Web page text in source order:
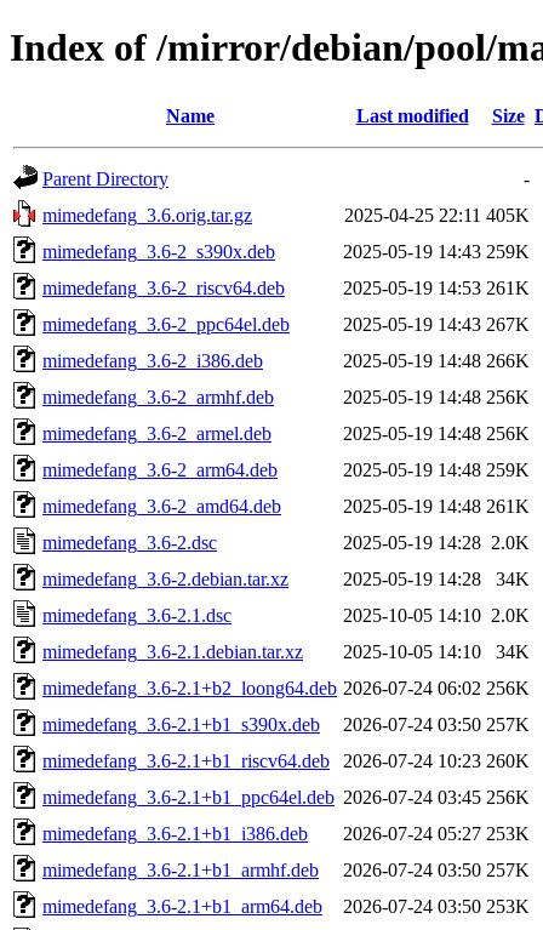
Index of /mirror/debian/pool/
Name Last modified Size
Parent Directory
-
mimedefang_3.6.orig.tar.gz
2025-04-25 22:11 405K
mimedefang_3.6-2_s390x.deb
2025-05-19 14:43 259K
mimedefang_3.6-2_riscv64.deb
2025-05-19 14:53 261K
mimedefang_3.6-2_ppc64el.deb
2025-05-19 14:43 267K
mimedefang_3.6-2_i386.deb
2025-05-19 14:48 266K
mimedefang_3.6-2_armhf.deb
2025-05-19 14:48 256K
mimedefang_3.6-2_armel.deb
2025-05-19 14:48 256K
mimedefang_3.6-2_arm64.deb
2025-05-19 14:48 259K
mimedefang_3.6-2_amd64.deb
2025-05-19 14:48 261K
mimedefang_3.6-2.dsc
2025-05-19 14:28 2.0K
mimedefang_3.6-2.debian.tar.xz
2025-05-19 14:28
34K
mimedefang_3.6-2.1.dsc
2025-10-05 14:10 2.0K
mimedefang_3.6-2.1.debian.tar.xz
2025-10-05 14:10
34K
mimedefang_3.6-2.1+b2_loong64.deb 2026-07-24 06:02 256K
mimedefang_3.6-2.1+b1_s390x.deb
2026-07-24 03:50 257K
mimedefang_3.6-2.1+b1_riscv64.deb
2026-07-24 10:23 260K
mimedefang_3.6-2.1+b1_ppc64el.deb 2026-07-24 03:45 256K
mimedefang_3.6-2.1+b1_i386.deb
2026-07-24 05:27 253K
mimedefang_3.6-2.1+b1_armhf.deb
2026-07-24 03:50 257K
mimedefang_3.6-2.1+b1_arm64.deb
2026-07-24 03:50 253K